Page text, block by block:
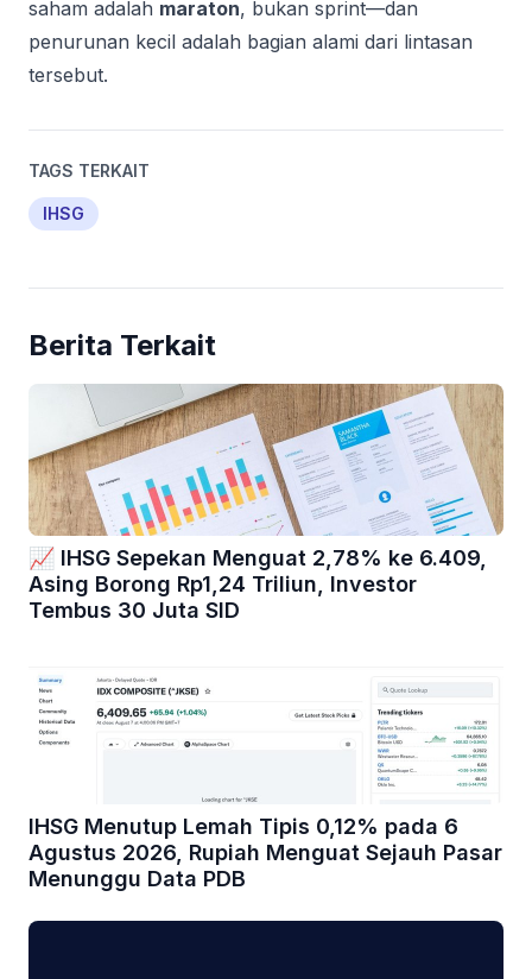
saham adalah maraton, bukan sprint—dan
penurunan kecil adalah bagian alami dari lintasan
tersebut.
TAGS TERKAIT
IHSG
Berita Terkait
📈 IHSG Sepekan Menguat 2,78% ke 6.409,
Asing Borong Rp1,24 Triliun, Investor
Tembus 30 Juta SID
IHSG Menutup Lemah Tipis 0,12% pada 6
Agustus 2026, Rupiah Menguat Sejauh Pasar
Menunggu Data PDB